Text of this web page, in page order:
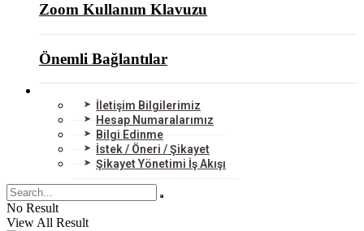
Zoom Kullanım Klavuzu
Önemli Bağlantılar
İletişim Bilgilerimiz
Hesap Numaralarımız
Bilgi Edinme
İstek / Öneri / Şikayet
Şikayet Yönetimi İş Akışı
No Result
View All Result